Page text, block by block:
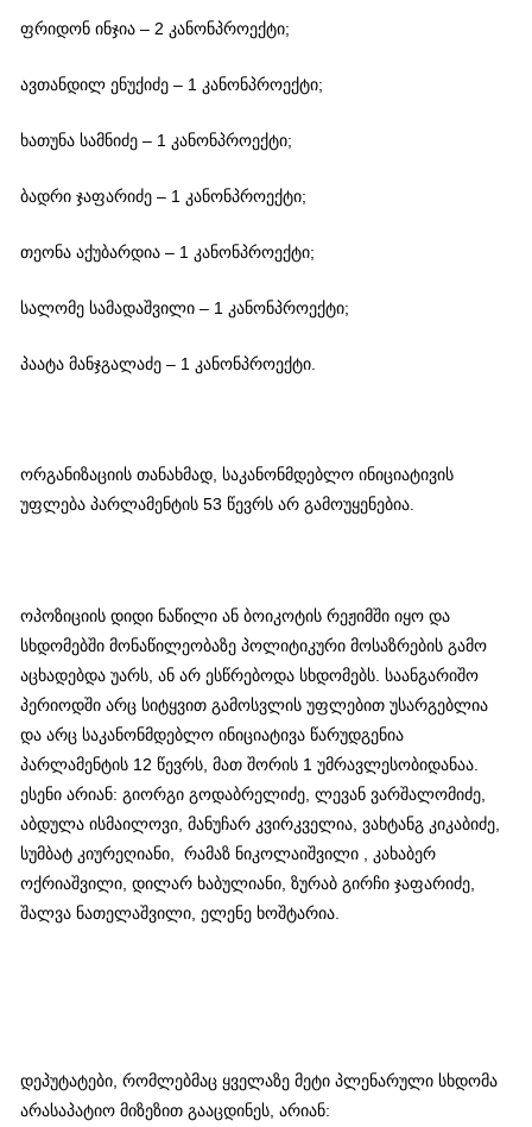
ფრიდონ ინჯია – 2 კანონპროექტი;
ავთანდილ ენუქიძე – 1 კანონპროექტი;
ხათუნა სამნიძე – 1 კანონპროექტი;
ბადრი ჯაფარიძე – 1 კანონპროექტი;
თეონა აქუბარდია – 1 კანონპროექტი;
სალომე სამადაშვილი – 1 კანონპროექტი;
პაატა მანჯგალაძე – 1 კანონპროექტი.
ორგანიზაციის თანახმად, საკანონმდებლო ინიციატივის
უფლება პარლამენტის 53 წევრს არ გამოუყენებია.
ოპოზიციის დიდი ნაწილი ან ბოიკოტის რეჟიმში იყო და
სხდომებში მონაწილეობაზე პოლიტიკური მოსაზრების გამო
აცხადებდა უარს, ან არ ესწრებოდა სხდომებს. საანგარიშო
პერიოდში არც სიტყვით გამოსვლის უფლებით უსარგებლია
და არც საკანონმდებლო ინიციატივა წარუდგენია
პარლამენტის 12 წევრს, მათ შორის 1 უმრავლესობიდანაა.
ესენი არიან: გიორგი გოდაბრელიძე, ლევან ვარშალომიძე,
აბდულა ისმაილოვი, მანუჩარ კვირკველია, ვახტანგ კიკაბიძე,
სუმბატ კიურეღიანი, რამაზ ნიკოლაიშვილი , კახაბერ
ოქრიაშვილი, დილარ ხაბულიანი, ზურაბ გირჩი ჯაფარიძე,
შალვა ნათელაშვილი, ელენე ხოშტარია.
დეპუტატები, რომლებმაც ყველაზე მეტი პლენარული სხდომა
არასაპატიო მიზეზით გააცდინეს, არიან: